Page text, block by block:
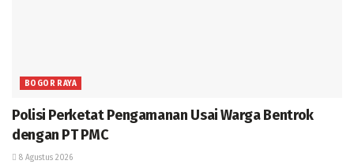
BOGOR RAYA
Polisi Perketat Pengamanan Usai Warga Bentrok
dengan PT PMC
8 Agustus 2026